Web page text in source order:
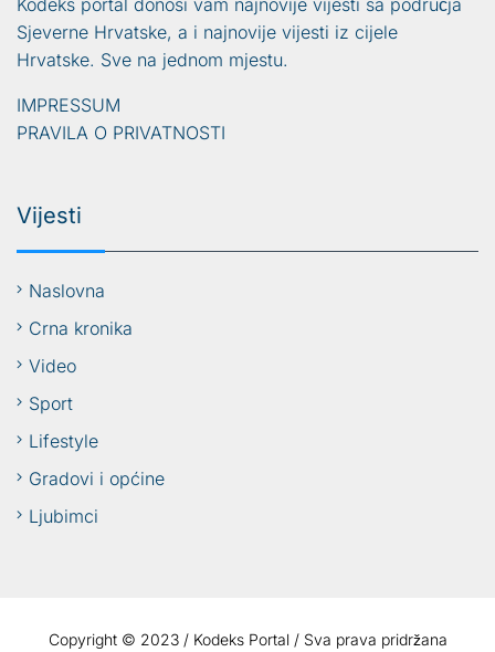
Kodeks portal donosi vam najnovije vijesti sa područja
Sjeverne Hrvatske, a i najnovije vijesti iz cijele
Hrvatske. Sve na jednom mjestu.
IMPRESSUM
PRAVILA O PRIVATNOSTI
Vijesti
Naslovna
Crna kronika
Video
Sport
Lifestyle
Gradovi i općine
Ljubimci
Copyright © 2023 / Kodeks Portal / Sva prava pridržana